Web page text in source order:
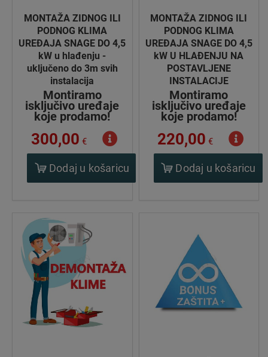
MONTAŽA ZIDNOG ILI
PODNOG KLIMA
UREĐAJA SNAGE DO 4,5
kW u hlađenju -
uključeno do 3m svih
instalacija
Montiramo
isključivo uređaje
koje prodamo!
300,00 €
Dodaj u košaricu
MONTAŽA ZIDNOG ILI
PODNOG KLIMA
UREĐAJA SNAGE DO 4,5
kW U HLAĐENJU NA
POSTAVLJENE
INSTALACIJE
Montiramo
isključivo uređaje
koje prodamo!
220,00 €
Dodaj u košaricu